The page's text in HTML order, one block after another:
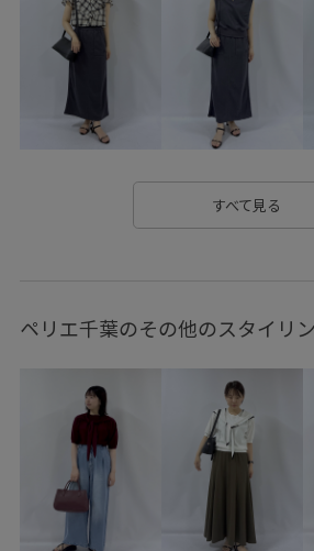
サステナブル シンプル
セットアップ対象商品 トレンド
フェイクレザー ベーシック
ベーシックカラー ミニマル リゾ
上品 光沢感
華やか 落ち着いた色 財布 長
すべて見る
ペリエ千葉のその他のスタイリ